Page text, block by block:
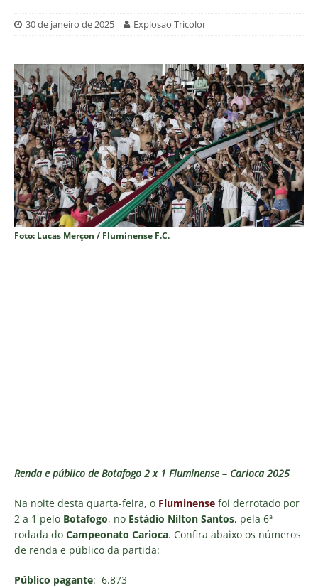
30 de janeiro de 2025 Explosao Tricolor
Foto: Lucas Merçon / Fluminense F.C.
Renda e público de Botafogo 2 x 1 Fluminense – Carioca 2025
Na noite desta quarta-feira, o Fluminense foi derrotado por
2 a 1 pelo Botafogo, no Estádio Nilton Santos, pela 6ª
rodada do Campeonato Carioca. Confira abaixo os números
de renda e público da partida:
Público pagante: 6.873